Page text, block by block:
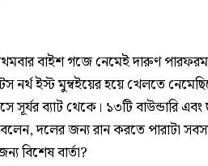
বাইশ গজে নেমেই দারুণ
নর্থ ইস্ট মুম্বইয়ের হয়ে খেলতে
ব্যাট থেকে। ১৩টি বাউন্ডারি এবং
দলের জন্য রান করতে পারাটা
বিশেষ বার্তা?